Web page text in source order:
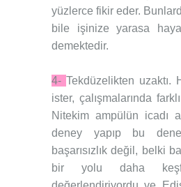
yüzlerce fikir eder.
bile işinize yarasa
demektedir.
4- Tekdüzelikten uzaktı.
ister, çalışmalarında
Nitekim ampülün icadı
deney yapıp bu
başarısızlık değil, belki
bir yolu daha